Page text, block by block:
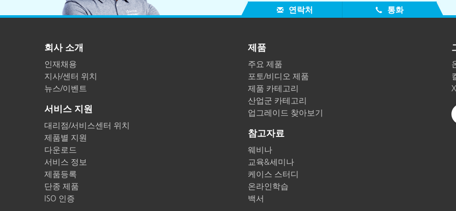
연락처 통화
회사 소개
인재채용
지사/센터 위치
뉴스/이벤트
서비스 지원
대리점/서비스센터 위치
제품별 지원
다운로드
서비스 정보
제품등록
단종 제품
ISO 인증
제품
주요 제품
포토/비디오 제품
제품 카테고리
산업군 카테고리
업그레이드 찾아보기
참고자료
웨비나
교육&세미나
케이스 스터디
온라인학습
백서